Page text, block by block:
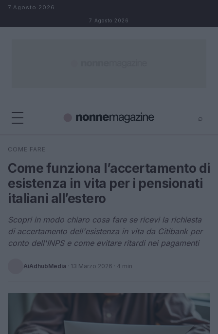
Salta al contenuto
7 Agosto 2026
7 Agosto 2026
⌕
Cerca
COME FARE
Come funziona l’accertamento di
esistenza in vita per i pensionati
italiani all’estero
Scopri in modo chiaro cosa fare se ricevi la richiesta
di accertamento dell'esistenza in vita da Citibank per
conto dell'INPS e come evitare ritardi nei pagamenti
AiAdhubMedia · 13 Marzo 2026 · 4 min